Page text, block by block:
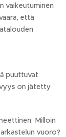
vaikeutuminen
että
puuttuvat
on jätetty
Milloin
vuoro?